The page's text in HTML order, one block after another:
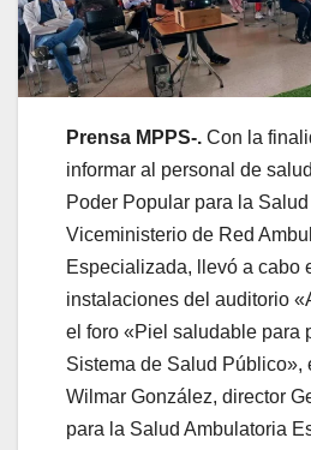
Prensa MPPS-. Con la
informar al personal de
Poder Popular para la Salud
Viceministerio de Red
Especializada, llevó a cabo
instalaciones del auditorio
el foro «Piel saludable para
Sistema de Salud Público»,
Wilmar González, director
para la Salud Ambulatoria